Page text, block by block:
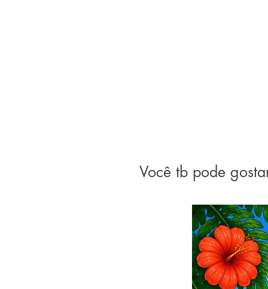
Você tb pode